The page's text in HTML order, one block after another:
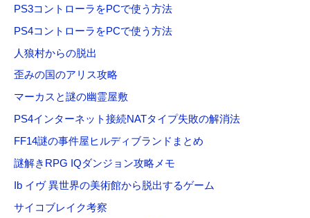
:PS3コントローラをPCで使う方法
PS4コントローラをPCで使う方法
人狼村からの脱出
歪みの国のアリス攻略
マーカスと謎の幽霊屋敷
PS4インターネット接続NATタイプ失敗の解消法
FF14謎の事件屋ヒルディブランドまとめ
謎解きRPG IQダンジョン攻略メモ
Ib イヴ 異世界の美術館から脱出するゲーム
サイコブレイク考察